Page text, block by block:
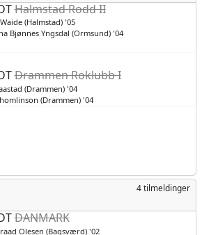
Halmstad Rodd II
(Halmstad) '05
Bjønnes Yngsdal (Ormsund) '04
Drammen Roklubb I
(Drammen) '04
(Drammen) '04
4 tilmeldinger
DANMARK
Olesen (Bagsværd) '02